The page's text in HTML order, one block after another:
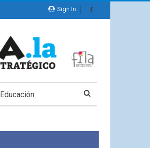
Sign In
Educación